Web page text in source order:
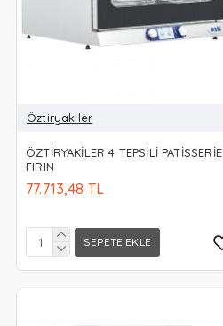
Öztiryakiler
ÖZTİRYAKİLER 4 TEPSİLİ PATİSSERİE
FIRIN
77.713,48 TL
SEPETE EKLE